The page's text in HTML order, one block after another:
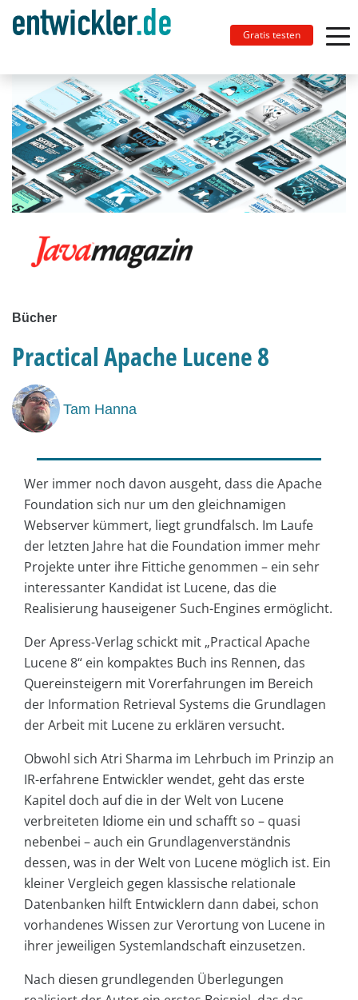
Gratis testen
Bücher
Practical Apache Lucene 8
Tam Hanna
Wer immer noch davon ausgeht, dass die Apache
Foundation sich nur um den gleichnamigen
Webserver kümmert, liegt grundfalsch. Im Laufe
der letzten Jahre hat die Foundation immer mehr
Projekte unter ihre Fittiche genommen – ein sehr
interessanter Kandidat ist Lucene, das die
Realisierung hauseigener Such-Engines ermöglicht.
Der Apress-Verlag schickt mit „Practical Apache
Lucene 8“ ein kompaktes Buch ins Rennen, das
Quereinsteigern mit Vorerfahrungen im Bereich
der Information Retrieval Systems die Grundlagen
der Arbeit mit Lucene zu erklären versucht.
Obwohl sich Atri Sharma im Lehrbuch im Prinzip an
IR-erfahrene Entwickler wendet, geht das erste
Kapitel doch auf die in der Welt von Lucene
verbreiteten Idiome ein und schafft so – quasi
nebenbei – auch ein Grundlagenverständnis
dessen, was in der Welt von Lucene möglich ist. Ein
kleiner Vergleich gegen klassische relationale
Datenbanken hilft Entwicklern dann dabei, schon
vorhandenes Wissen zur Verortung von Lucene in
ihrer jeweiligen Systemlandschaft einzusetzen.
Nach diesen grundlegenden Überlegungen